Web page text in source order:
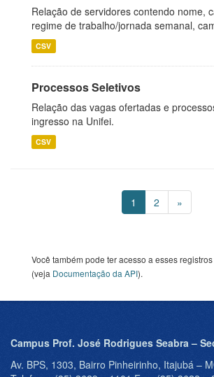
Relação de servidores contendo nome,
regime de trabalho/jornada semanal,
CSV
Processos Seletivos
Relação das vagas ofertadas e
ingresso na Unifei.
CSV
1 2 »
Você também pode ter acesso a esses
(veja Documentação da API).
Campus Prof. José Rodrigues Seabra –
Av. BPS, 1303, Bairro Pinheirinho, Itajubá –